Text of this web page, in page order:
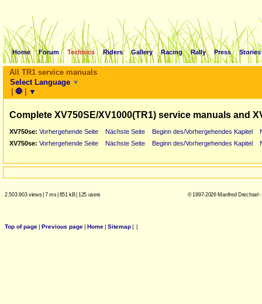
Home Forum Technics Riders Gallery Racing Rally Press Stories
All TR1 service manuals
Select Language ▼
| 🛑 | ▼
Complete XV750SE/XV1000(TR1) service manuals and
XV750se: Vorhergehende Seite Nächste Seite Beginn des/Vorhergehendes Kapitel
XV750se: Vorhergehende Seite Nächste Seite Beginn des/Vorhergehendes Kapitel
2.503.903 views| 7 ms| 651 kB| 125 users © 1997-2026 Manfred Drechsel
Top of page| Previous page| Home| Sitemap| |